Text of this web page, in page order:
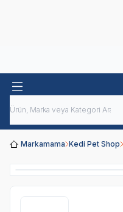
Markamama Kedi Pet Shop